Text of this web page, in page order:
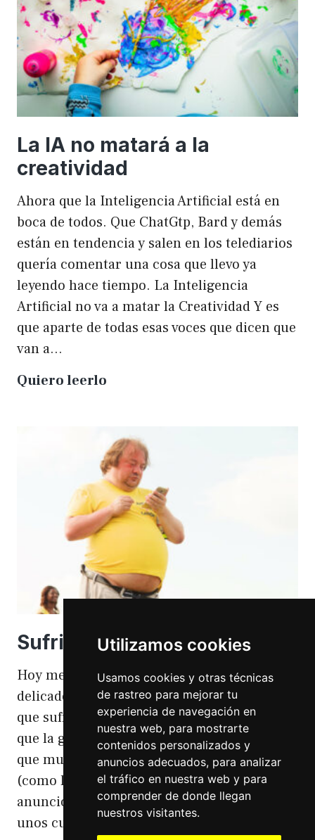
Utilizamos cookies
Usamos cookies y otras técnicas
de rastreo para mejorar tu
experiencia de navegación en
nuestra web, para mostrarte
contenidos personalizados y
anuncios adecuados, para analizar
el tráfico en nuestra web y para
comprender de donde llegan
nuestros visitantes.
para
mejorar
el
rendimiento
y
el
SEO
La IA no matará a la
creatividad
Ahora que la Inteligencia Artificial está en
boca de todos. Que ChatGtp, Bard y demás
están en tendencia y salen en los telediarios
quería comentar una cosa que llevo ya
leyendo hace tiempo. La Inteligencia
Artificial no va a matar la Creatividad Y es
que aparte de todas esas voces que dicen que
van a…
Quiero leerlo
matará
a
la
creatividad
Sufriendo la gordofobia
Hoy me apetece hablar de un temita
delicado. Hoy hablo de gordofobia. Una cosa
que sufro día si día también. Gordofobia Y es
que la gordofobia es algo que existe. Algo
que muchas personas sufrimos en silencio
(como las hemorroides, al igual que en el
anuncio). Nos están vendiendo siempre
unos cuerpos normativos y en…